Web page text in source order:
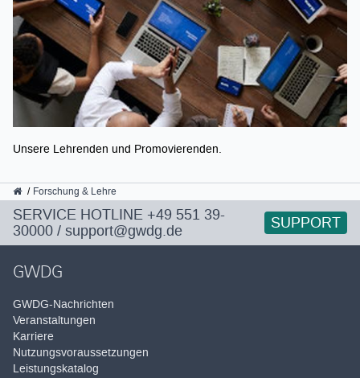
Unsere Lehrenden und Promovierenden.
GWDG
Forschung & Lehre
SERVICE HOTLINE +49 551 39-
30000 / support@gwdg.de SUPPORT
GWDG
GWDG-Nachrichten
Veranstaltungen
Karriere
Nutzungsvoraussetzungen
Leistungskatalog